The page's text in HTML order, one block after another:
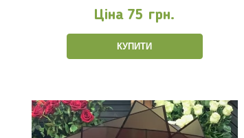
Ціна 75 грн.
КУПИТИ